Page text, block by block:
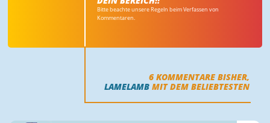
Bitte beachte unsere Regeln beim Verfassen von
Kommentaren.
6KOMMENTARE BISHER,
LAMELAMB MIT DEM BELIEBTESTEN